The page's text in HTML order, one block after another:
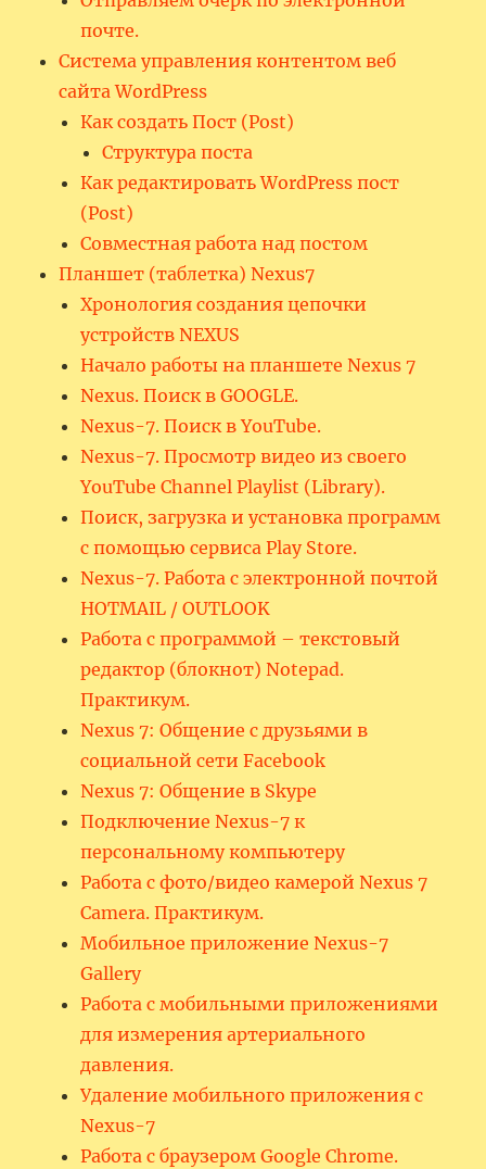
почте.
Система управления контентом веб
сайта WordPress
Как создать Пост (Post)
Структура поста
Как редактировать WordPress пост
(Post)
Совместная работа над постом
Планшет (таблетка) Nexus7
Хронология создания цепочки
устройств NEXUS
Начало работы на планшете Nexus 7
Nexus. Поиск в GOOGLE.
Nexus-7. Поиск в YouTube.
Nexus-7. Просмотр видео из своего
YouTube Channel Playlist (Library).
Поиск, загрузка и установка программ
с помощью сервиса Play Store.
Nexus-7. Работа с электронной почтой
HOTMAIL / OUTLOOK
Работа с программой – текстовый
редактор (блокнот) Notepad.
Практикум.
Nexus 7: Общение с друзьями в
социальной сети Facebook
Nexus 7: Общение в Skype
Подключение Nexus-7 к
персональному компьютеру
Работа с фото/видео камерой Nexus 7
Camera. Практикум.
Мобильное приложение Nexus-7
Gallery
Работа с мобильными приложениями
для измерения артериального
давления.
Удаление мобильного приложения с
Nexus-7
Работа с браузером Google Chrome.